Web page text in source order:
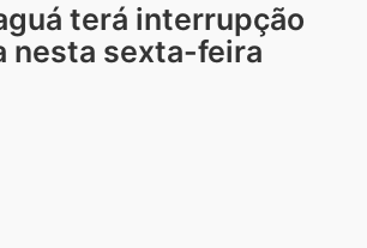
terá interrupção
nesta sexta-feira